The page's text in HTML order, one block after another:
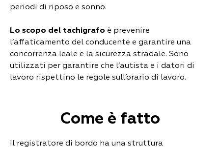
periodi di riposo e sonno.
Lo scopo del tachigrafo è prevenire
l’affaticamento del conducente e garantire una
concorrenza leale e la sicurezza stradale. Sono
utilizzati per garantire che l’autista e i datori di
lavoro rispettino le regole sull’orario di lavoro.
Come è fatto
Il registratore di bordo ha una struttura